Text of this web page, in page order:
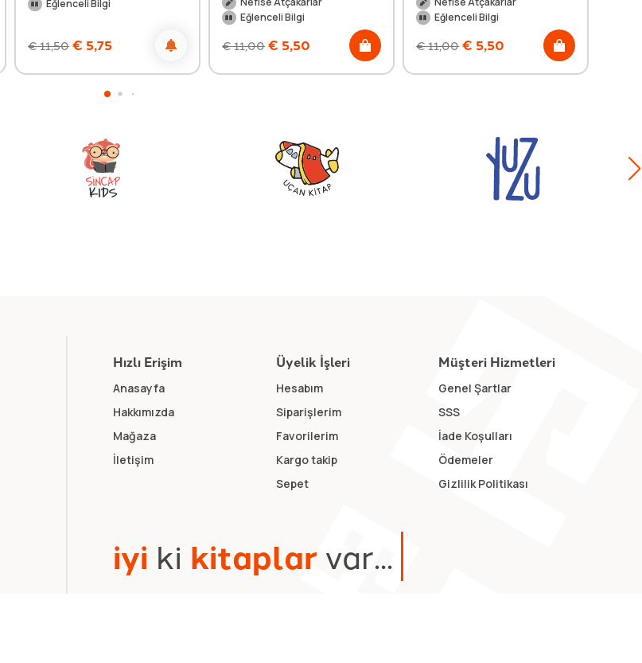
Eğlenceli Bilgi
€11,50 € 5,75
Eğlenceli Bilgi
€11,00 € 5,50
Eğlenceli Bilgi
€11,00 € 5,50
Hızlı Erişim
Anasayfa
Hakkımızda
Mağaza
İletişim
Üyelik İşleri
Hesabım
Siparişlerim
Favorilerim
Kargo takip
Sepet
Müşteri Hizmetleri
Genel Şartlar
SSS
İade Koşulları
Ödemeler
Gizlilik Politikası
iyi ki kitaplarvar...